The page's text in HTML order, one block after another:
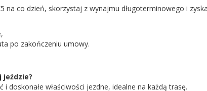
na co dzień, skorzystaj z wynajmu długoterminowego i
po zakończeniu umowy.
jeździe?
doskonałe właściwości jezdne, idealne na każdą trasę.